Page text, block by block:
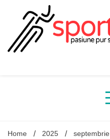
Home 2025 septembrie